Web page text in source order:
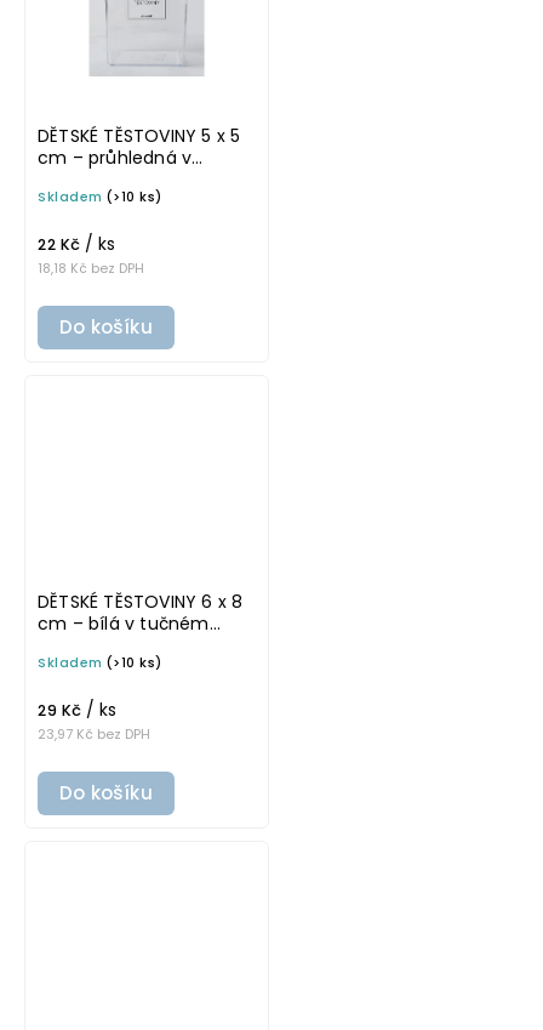
DĚTSKÉ TĚSTOVINY 5 x 5
cm – průhledná v
omyvatelná samolepka
Skladem (>10 ks)
18,18 Kč bez DPH
22 Kč / ks
Do košíku
DĚTSKÉ TĚSTOVINY 6 x 8
cm – bílá v tučném
samolepka na
Skladem (>10 ks)
23,97 Kč bez DPH
29 Kč / ks
Do košíku